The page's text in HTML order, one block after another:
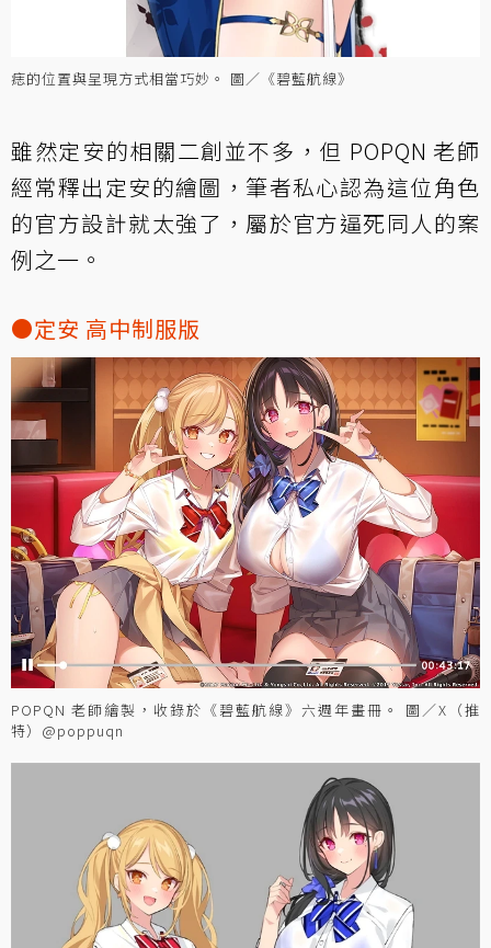
痣的位置與呈現方式相當巧妙。 圖／《碧藍航線》
雖然定安的相關二創並不多，但 POPQN 老師
經常釋出定安的繪圖，筆者私心認為這位角色
的官方設計就太強了，屬於官方逼死同人的案
例之一。
●定安 高中制服版
POPQN 老師繪製，收錄於《碧藍航線》六週年畫冊。 圖／X（推
特）@poppuqn